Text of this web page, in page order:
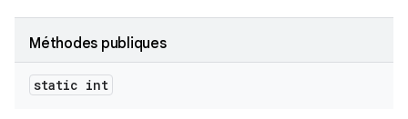
Méthodes publiques
static int